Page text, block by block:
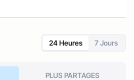
24 Heures 7 Jours
PLUS PARTAGES